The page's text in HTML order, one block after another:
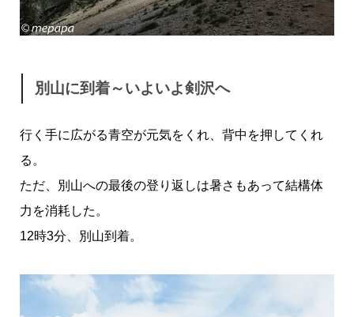
別山に到着～いよいよ剣沢へ
行く手に広がる青空が元気をくれ、背中を押してくれ
る。
ただ、別山への最後の登り返しは暑さもあって結構体
力を消耗した。
12時3分、別山到着。